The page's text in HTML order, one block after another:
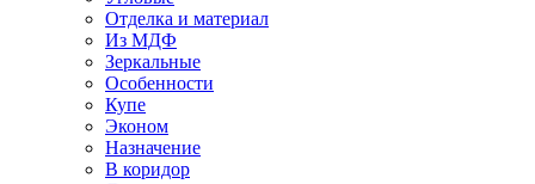
Отделка и материал
Из МДФ
Зеркальные
Особенности
Купе
Эконом
Назначение
В коридор